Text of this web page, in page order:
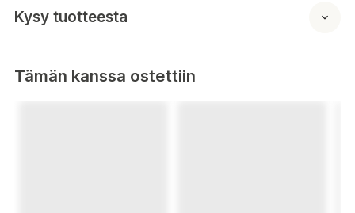
Kysy tuotteesta
Tämän kanssa ostettiin